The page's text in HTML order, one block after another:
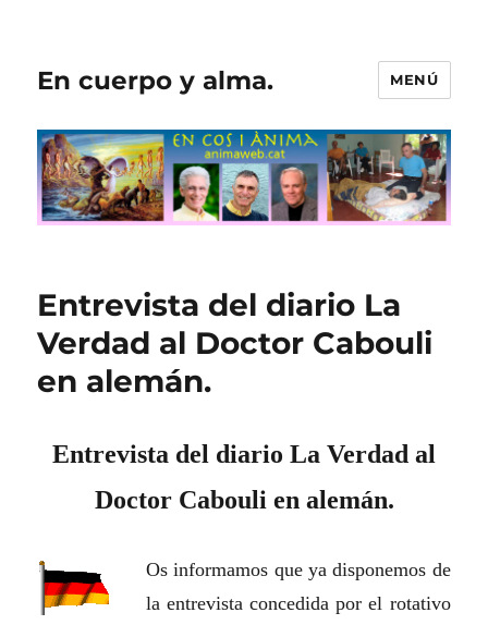
En cuerpo y alma. MENÚ
Entrevista del diario La
Verdad al Doctor Cabouli
en alemán.
Entrevista del diario La Verdad al
Doctor Cabouli en alemán.
Os informamos que ya disponemos de
la entrevista concedida por el rotativo